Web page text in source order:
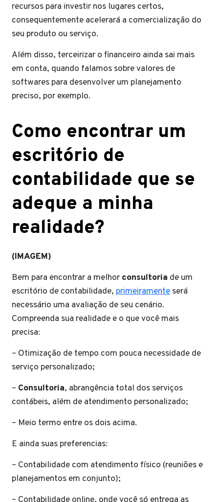
recursos para investir nos lugares certos,
consequentemente acelerará a comercialização do
seu produto ou serviço.
Além disso, terceirizar o financeiro ainda sai mais
em conta, quando falamos sobre valores de
softwares para desenvolver um planejamento
preciso, por exemplo.
Como encontrar um
escritório de
contabilidade que se
adeque a minha
realidade?
(IMAGEM)
Bem para encontrar a melhor consultoria de um
escritório de contabilidade, primeiramente será
necessário uma avaliação de seu cenário.
Compreenda sua realidade e o que você mais
precisa:
– Otimização de tempo com pouca necessidade de
serviço personalizado;
– Consultoria, abrangência total dos serviços
contábeis, além de atendimento personalizado;
– Meio termo entre os dois acima.
E ainda suas preferencias:
– Contabilidade com atendimento físico (reuniões e
planejamentos em conjunto);
– Contabilidade online, onde você só entrega as